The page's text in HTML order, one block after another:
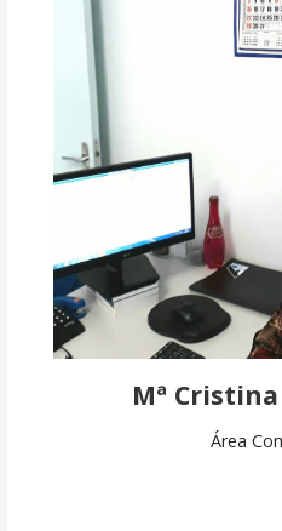
Mª
Área